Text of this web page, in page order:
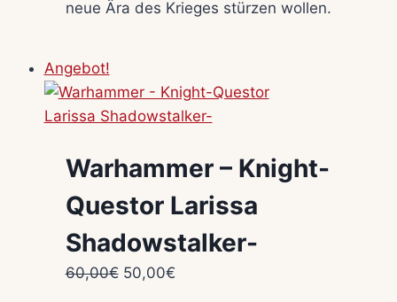
neue Ära des Krieges stürzen wollen.
Angebot!
Warhammer – Knight-
Questor Larissa
Shadowstalker-
60,00€ Ursprünglicher
50,00€Aktueller